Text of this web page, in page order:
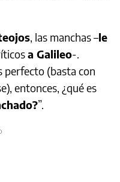
, las manchas –le
a Galileo-.
perfecto (basta con
entonces, ¿qué es
”.